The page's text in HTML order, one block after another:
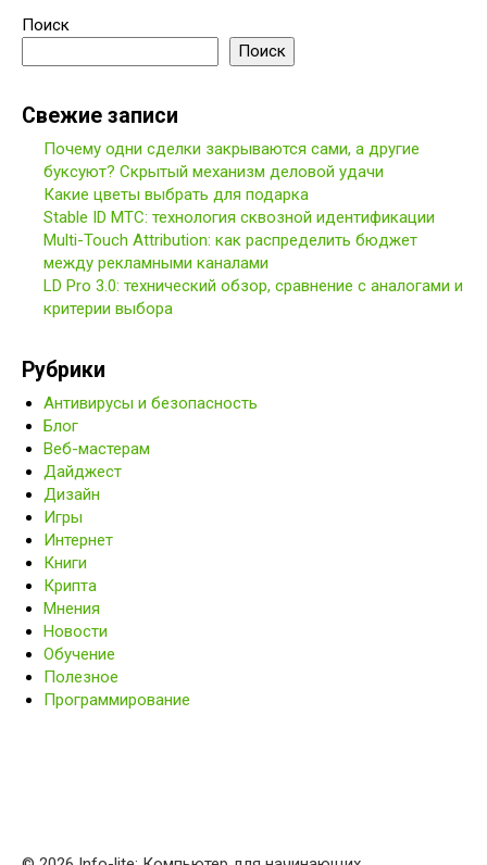
Поиск
Поиск
Свежие записи
Почему одни сделки закрываются сами, а другие
буксуют? Скрытый механизм деловой удачи
Какие цветы выбрать для подарка
Stable ID МТС: технология сквозной идентификации
Multi-Touch Attribution: как распределить бюджет
между рекламными каналами
LD Pro 3.0: технический обзор, сравнение с аналогами и
критерии выбора
Рубрики
Антивирусы и безопасность
Блог
Веб-мастерам
Дайджест
Дизайн
Игры
Интернет
Книги
Крипта
Мнения
Новости
Обучение
Полезное
Программирование